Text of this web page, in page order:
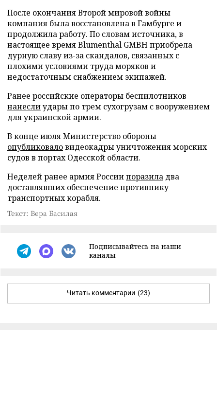
После окончания Второй мировой войны
компания была восстановлена в Гамбурге и
продолжила работу. По словам источника, в
настоящее время Blumenthal GMBH приобрела
дурную славу из-за скандалов, связанных с
плохими условиями труда моряков и
недостаточным снабжением экипажей.
Ранее российские операторы беспилотников
нанеслиудары по трем сухогрузам с вооружением
для украинской армии.
В конце июля Министерство обороны
опубликоваловидеокадры уничтожения морских
судов в портах Одесской области.
Неделей ранее армия Россиипоразила два
доставлявших обеспечение противнику
транспортных корабля.
Текст: Вера Басилая
Подписывайтесь на наши
каналы
Читать комментарии (23)